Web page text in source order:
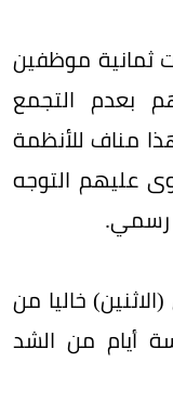
ثمانية موظفين
بعدم التجمع
مناف للأنظمة
عليهم التوجه
رسمي.
خاليا من
أيام من الشد